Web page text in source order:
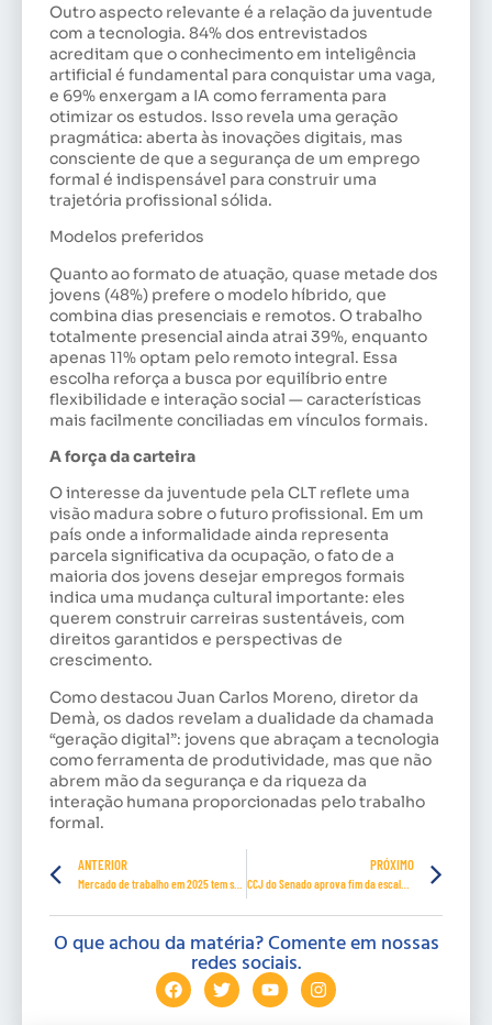
Outro aspecto relevante é a relação da juventude
com a tecnologia. 84% dos entrevistados
acreditam que o conhecimento em inteligência
artificial é fundamental para conquistar uma vaga,
e 69% enxergam a IA como ferramenta para
otimizar os estudos. Isso revela uma geração
pragmática: aberta às inovações digitais, mas
consciente de que a segurança de um emprego
formal é indispensável para construir uma
trajetória profissional sólida.
Modelos preferidos
Quanto ao formato de atuação, quase metade dos
jovens (48%) prefere o modelo híbrido, que
combina dias presenciais e remotos. O trabalho
totalmente presencial ainda atrai 39%, enquanto
apenas 11% optam pelo remoto integral. Essa
escolha reforça a busca por equilíbrio entre
flexibilidade e interação social — características
mais facilmente conciliadas em vínculos formais.
A força da carteira
O interesse da juventude pela CLT reflete uma
visão madura sobre o futuro profissional. Em um
país onde a informalidade ainda representa
parcela significativa da ocupação, o fato de a
maioria dos jovens desejar empregos formais
indica uma mudança cultural importante: eles
querem construir carreiras sustentáveis, com
direitos garantidos e perspectivas de
crescimento.
Como destacou Juan Carlos Moreno, diretor da
Demà, os dados revelam a dualidade da chamada
“geração digital”: jovens que abraçam a tecnologia
como ferramenta de produtividade, mas que não
abrem mão da segurança e da riqueza da
interação humana proporcionadas pelo trabalho
formal.
ANTERIOR
Mercado de trabalho em 2025 tem saldo positivo e expansão consistente
PRÓXIMO
CCJ do Senado aprova fim da escala 6×1
O que achou da matéria? Comente em nossas
redes sociais.